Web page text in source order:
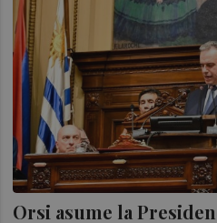
Orsi asume la